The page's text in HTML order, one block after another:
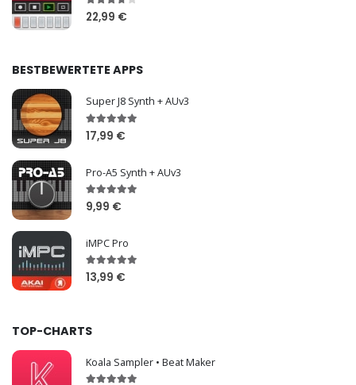
22,99 €
BESTBEWERTETE APPS
Super J8 Synth + AUv3
17,99 €
Pro-A5 Synth + AUv3
9,99 €
iMPC Pro
13,99 €
TOP-CHARTS
Koala Sampler • Beat Maker